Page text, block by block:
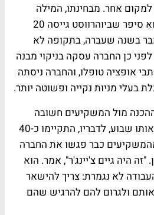
אחר. מבחינתו, המילה
המרכזית היא גמישות. הוא סיפר שביוהרווסט גייסה 20
בשנה שעברה, בתקופה לא
כן החברה עסקה בניקוי מבנה
אופציה טופלו, והחברה ניסתה
בעלי מניות נקייה ופשוטה יותר.
מול המשקיעים חשובה
כמעט כמו הגיוס עצמו. באותו שבוע, לדבריו, התקיימו כ-40
כבר פגשו את החברה
היה גיים צ'יינג'ר", אמר. הוא
לא נגמרת: צריך להישאר
ולגרום להם להרגיש שהם